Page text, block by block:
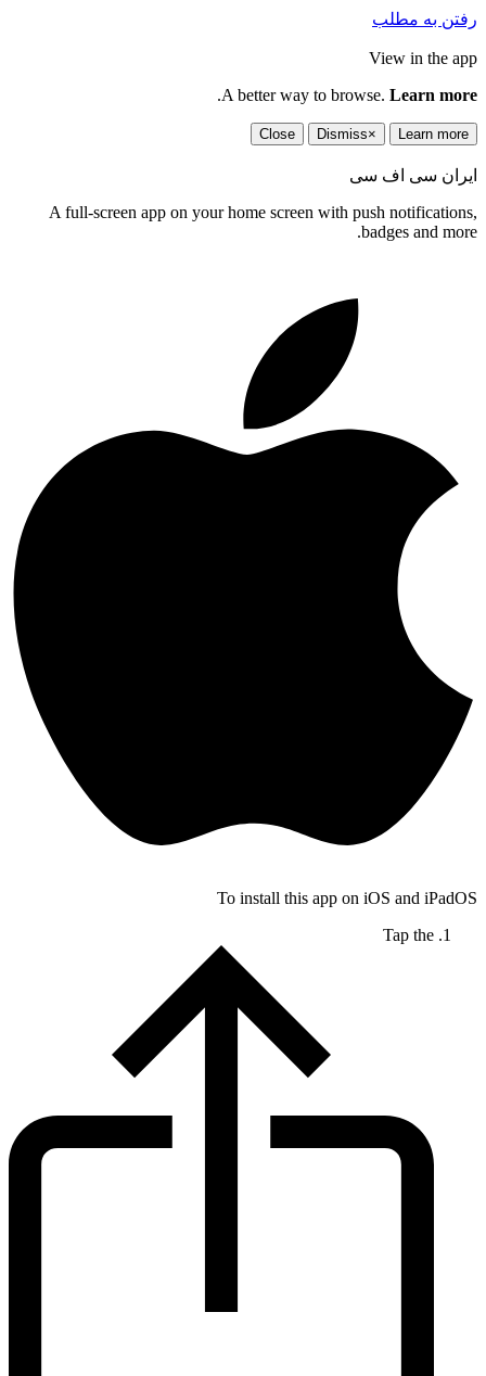
رفتن به مطلب
View in the app
A better way to browse. Learn more
.
Learn more
×
Dismiss
Close
ایران سی اف سی
A full-screen app on your home screen with push notifications,
badges and more.
To install this app on iOS and iPadOS
Tap the